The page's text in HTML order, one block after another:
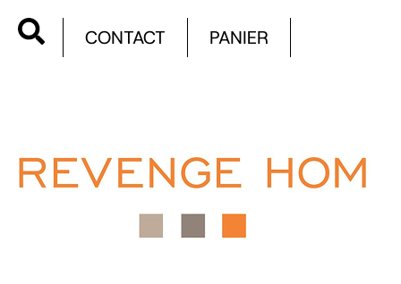
CONTACT PANIER